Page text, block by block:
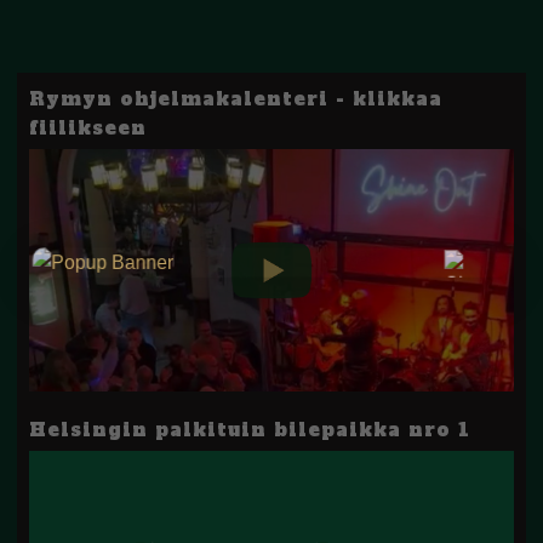
Rymyn ohjelmakalenteri - klikkaa
fiilikseen
Helsingin palkituin bilepaikka nro 1